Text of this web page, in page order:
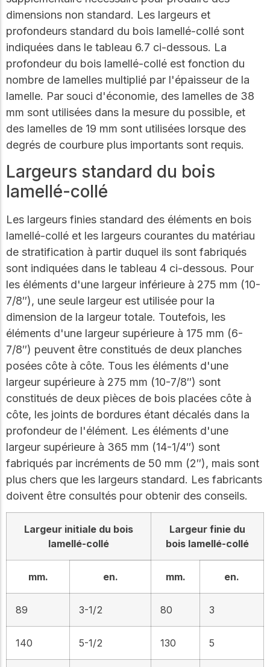
dimensions non standard. Les largeurs et
profondeurs standard du bois lamellé-collé sont
indiquées dans le tableau 6.7 ci-dessous. La
profondeur du bois lamellé-collé est fonction du
nombre de lamelles multiplié par l'épaisseur de la
lamelle. Par souci d'économie, des lamelles de 38
mm sont utilisées dans la mesure du possible, et
des lamelles de 19 mm sont utilisées lorsque des
degrés de courbure plus importants sont requis.
Largeurs standard du bois
lamellé-collé
Les largeurs finies standard des éléments en bois
lamellé-collé et les largeurs courantes du matériau
de stratification à partir duquel ils sont fabriqués
sont indiquées dans le tableau 4 ci-dessous. Pour
les éléments d'une largeur inférieure à 275 mm (10-
7/8″), une seule largeur est utilisée pour la
dimension de la largeur totale. Toutefois, les
éléments d'une largeur supérieure à 175 mm (6-
7/8″) peuvent être constitués de deux planches
posées côte à côte. Tous les éléments d'une
largeur supérieure à 275 mm (10-7/8″) sont
constitués de deux pièces de bois placées côte à
côte, les joints de bordures étant décalés dans la
profondeur de l'élément. Les éléments d'une
largeur supérieure à 365 mm (14-1/4″) sont
fabriqués par incréments de 50 mm (2″), mais sont
plus chers que les largeurs standard. Les fabricants
doivent être consultés pour obtenir des conseils.
Largeur initiale du bois
lamellé-collé
Largeur finie du
bois lamellé-collé
mm. en. mm. en.
89 3-1/2 80 3
140 5-1/2 130 5